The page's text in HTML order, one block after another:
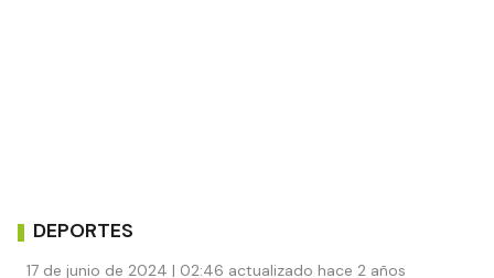
DEPORTES
17 de junio de 2024 | 02:46 actualizado hace 2 años